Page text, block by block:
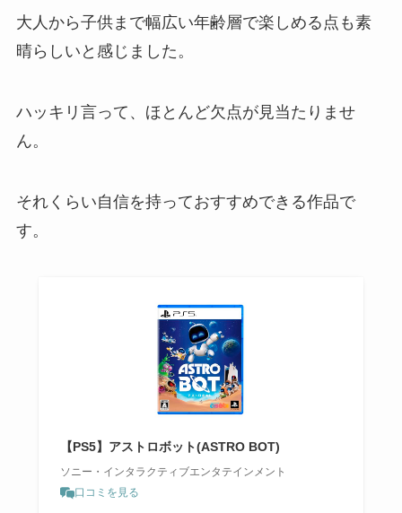
大人から子供まで幅広い年齢層で楽しめる点も素
晴らしいと感じました。
ハッキリ言って、ほとんど欠点が見当たりませ
ん。
それくらい自信を持っておすすめできる作品で
す。
【PS5】アストロボット(ASTRO BOT)
ソニー・インタラクティブエンタテインメント
口コミを見る